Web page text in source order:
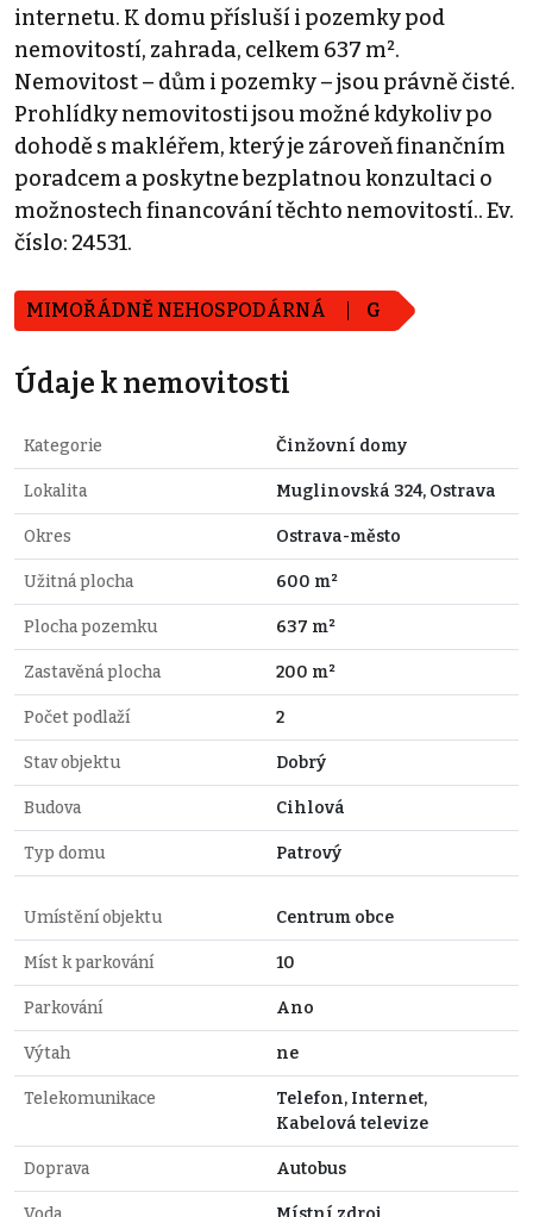
internetu. K domu přísluší i pozemky pod
nemovitostí, zahrada, celkem 637 m².
Nemovitost – dům i pozemky – jsou právně čisté.
Prohlídky nemovitosti jsou možné kdykoliv po
dohodě s makléřem, který je zároveň finančním
poradcem a poskytne bezplatnou konzultaci o
možnostech financování těchto nemovitostí.. Ev.
číslo: 24531.
MIMOŘÁDNĚ NEHOSPODÁRNÁ G
Údaje k nemovitosti
Kategorie Činžovní domy
Lokalita Muglinovská 324, Ostrava
Okres Ostrava-město
Užitná plocha 600 m²
Plocha pozemku 637 m²
Zastavěná plocha 200 m²
Počet podlaží 2
Stav objektu Dobrý
Budova Cihlová
Typ domu Patrový
Umístění objektu Centrum obce
Míst k parkování 10
Parkování Ano
Výtah ne
Telekomunikace
Telefon, Internet,
Kabelová televize
Doprava Autobus